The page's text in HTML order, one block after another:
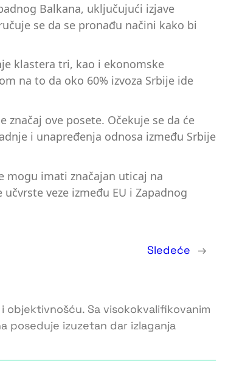
Balkana, uključujući izjave
se da se pronađu načini kako bi
klastera tri, kao i ekonomske
na to da oko 60% izvoza Srbije ide
ove posete. Očekuje se da će
i unapređenja odnosa između Srbije
mogu imati značajan uticaj na
veze između EU i Zapadnog
Sledeće →
objektivnošću. Sa visokokvalifikovanim
poseduje izuzetan dar izlaganja